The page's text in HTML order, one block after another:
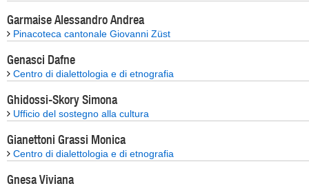
Garmaise Alessandro Andrea
Pinacoteca cantonale Giovanni Züst
Genasci Dafne
Centro di dialettologia e di etnografia
Ghidossi-Skory Simona
Ufficio del sostegno alla cultura
Gianettoni Grassi Monica
Centro di dialettologia e di etnografia
Gnesa Viviana